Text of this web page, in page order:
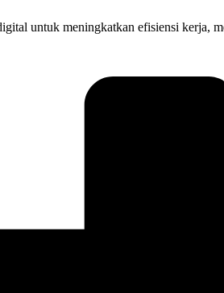
untuk meningkatkan efisiensi kerja,